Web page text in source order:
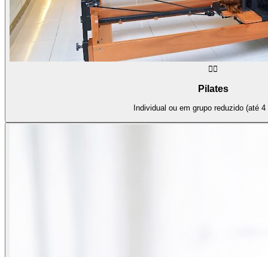
🧘‍♀️
Pilates
Individual ou em grupo reduzido (até 4